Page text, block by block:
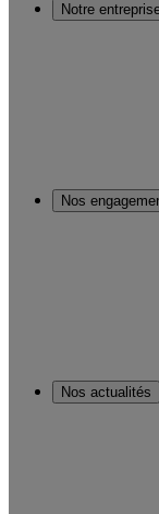
Notre
Nos
Nos actualités